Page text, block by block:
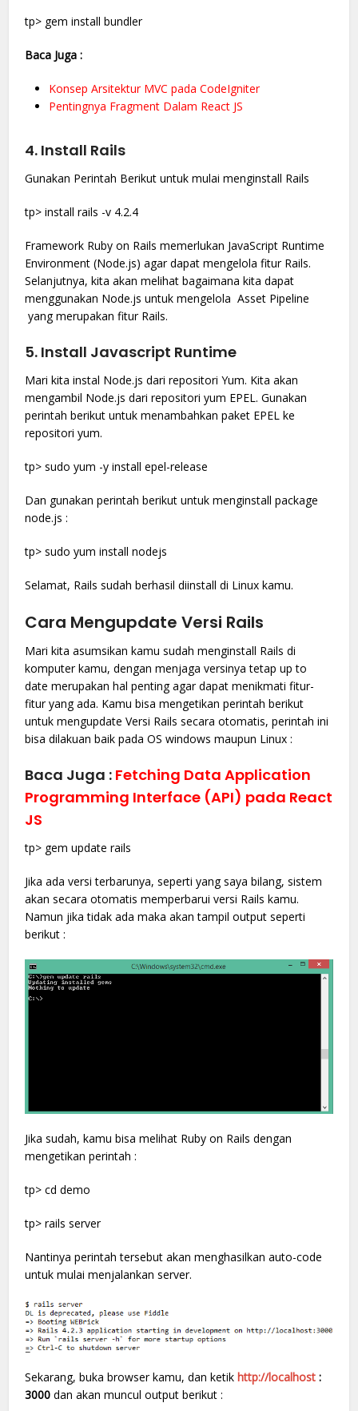
tp> gem install bundler
Baca Juga :
Konsep Arsitektur MVC pada CodeIgniter
Pentingnya Fragment Dalam React JS
4. Install Rails
Gunakan Perintah Berikut untuk mulai menginstall Rails
tp> install rails -v 4.2.4
Framework Ruby on Rails memerlukan JavaScript Runtime
Environment (Node.js) agar dapat mengelola fitur Rails.
Selanjutnya, kita akan melihat bagaimana kita dapat
menggunakan Node.js untuk mengelola Asset Pipeline
yang merupakan fitur Rails.
5. Install Javascript Runtime
Mari kita instal Node.js dari repositori Yum. Kita akan
mengambil Node.js dari repositori yum EPEL. Gunakan
perintah berikut untuk menambahkan paket EPEL ke
repositori yum.
tp> sudo yum -y install epel-release
Dan gunakan perintah berikut untuk menginstall package
node.js :
tp> sudo yum install nodejs
Selamat, Rails sudah berhasil diinstall di Linux kamu.
Cara Mengupdate Versi Rails
Mari kita asumsikan kamu sudah menginstall Rails di
komputer kamu, dengan menjaga versinya tetap up to
date merupakan hal penting agar dapat menikmati fitur-
fitur yang ada. Kamu bisa mengetikan perintah berikut
untuk mengupdate Versi Rails secara otomatis, perintah ini
bisa dilakuan baik pada OS windows maupun Linux :
Baca Juga : Fetching Data Application
Programming Interface (API) pada React
JS
tp> gem update rails
Jika ada versi terbarunya, seperti yang saya bilang, sistem
akan secara otomatis memperbarui versi Rails kamu.
Namun jika tidak ada maka akan tampil output seperti
berikut :
Jika sudah, kamu bisa melihat Ruby on Rails dengan
mengetikan perintah :
tp> cd demo
tp> rails server
Nantinya perintah tersebut akan menghasilkan auto-code
untuk mulai menjalankan server.
Sekarang, buka browser kamu, dan ketik http://localhost :
3000dan akan muncul output berikut :